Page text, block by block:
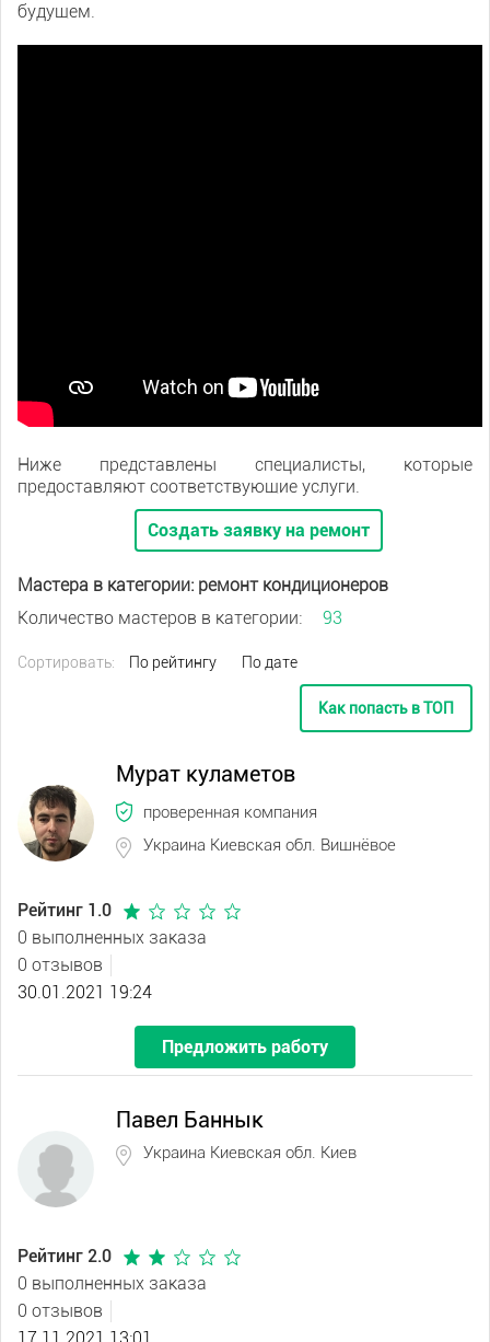
будущем.
Ниже представлены специалисты, которые
предоставляют соответствующие услуги.
Создать заявку на ремонт
Мастера в категории: ремонт кондиционеров
Количество мастеров в категории:
93
Сортировать: По рейтингу По дате
Как попасть в ТОП
Мурат куламетов
проверенная компания
Украина Киевская обл. Вишнёвое
Рейтинг 1.0
0 выполненных заказа
0 отзывов
30.01.2021 19:24
Предложить работу
Павел Баннык
Украина Киевская обл. Киев
Рейтинг 2.0
0 выполненных заказа
0 отзывов